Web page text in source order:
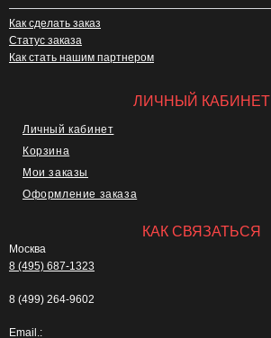
Как сделать заказ
Статус заказа
Как стать нашим партнером
ЛИЧНЫЙ КАБИНЕТ
Личный кабинет
Корзина
Мои заказы
Оформление заказа
КАК СВЯЗАТЬСЯ
Москва
8 (495) 687-1323
8 (499) 264-9602
Email.: